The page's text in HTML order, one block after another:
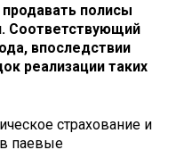
полисы
Соответствующий
впоследствии
реализации таких
страхование и
паевые